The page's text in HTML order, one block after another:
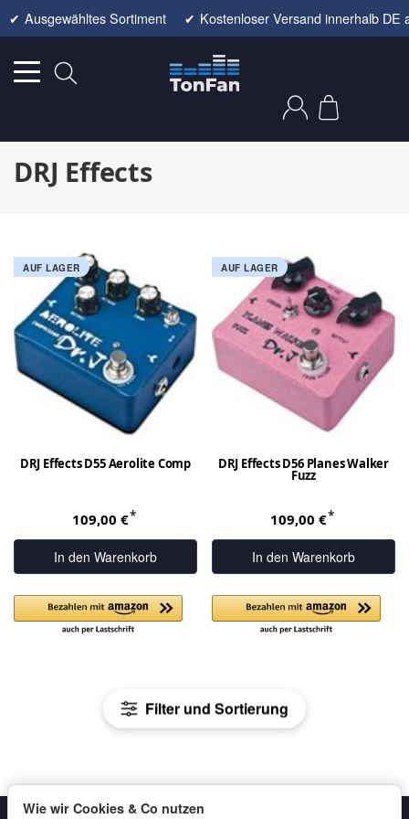
✔ Ausgewähltes Sortiment ✔ Kostenloser Versand innerhalb DE
DRJ Effects
Filter und Sortierung
AUF LAGER
DRJ Effects D55 Aerolite Comp
109,00 €*
In den Warenkorb
AUF LAGER
DRJ Effects D56 Planes Walker
Fuzz
109,00 €*
In den Warenkorb
Wie wir Cookies & Co nutzen